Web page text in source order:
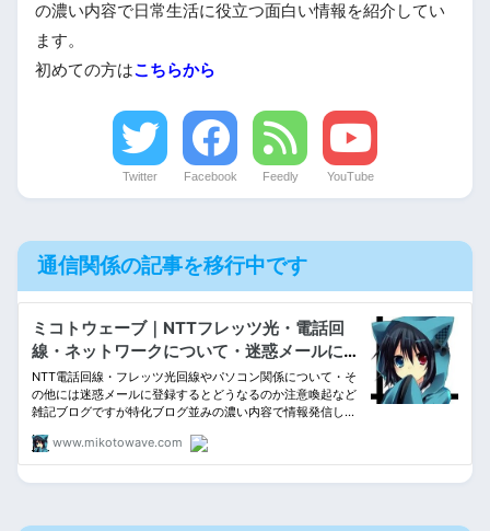
の濃い内容で日常生活に役立つ面白い情報を紹介してい
ます。
初めての方はこちらから
Twitter Facebook Feedly YouTube
通信関係の記事を移行中です